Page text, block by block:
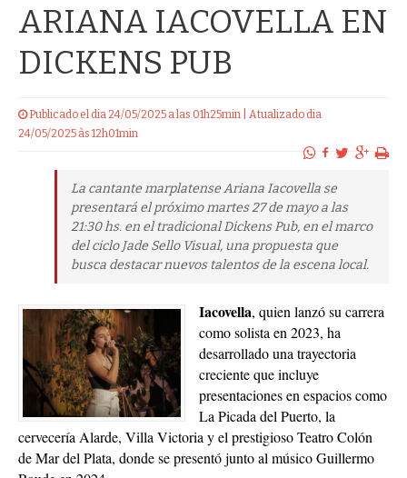
ARIANA IACOVELLA EN
DICKENS PUB
Publicado el dia 24/05/2025 a las 01h25min | Atualizado dia
24/05/2025 às 12h01min
La cantante marplatense Ariana Iacovella se
presentará el próximo martes 27 de mayo a las
21:30 hs. en el tradicional Dickens Pub, en el marco
del ciclo Jade Sello Visual, una propuesta que
busca destacar nuevos talentos de la escena local.
Iacovella, quien lanzó su carrera
como solista en 2023, ha
desarrollado una trayectoria
creciente que incluye
presentaciones en espacios como
La Picada del Puerto, la
cervecería Alarde, Villa Victoria y el prestigioso Teatro Colón
de Mar del Plata, donde se presentó junto al músico Guillermo